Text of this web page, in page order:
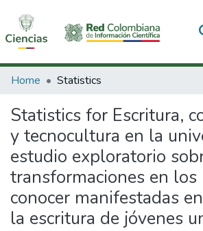
Communities & Collections
All of DSpace
Home Statistics
Statistics for Escritura,
y tecnocultura en la
estudio exploratorio
transformaciones en los
conocer manifestadas
la escritura de jóvenes